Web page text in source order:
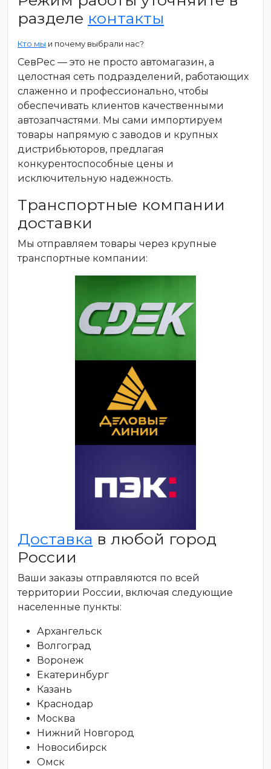
разделе контакты
Кто мы и почему выбрали нас?
СевРес — это не просто автомагазин, а
целостная сеть подразделений, работающих
слаженно и профессионально, чтобы
обеспечивать клиентов качественными
автозапчастями. Мы сами импортируем
товары напрямую с заводов и крупных
дистрибьюторов, предлагая
конкурентоспособные цены и
исключительную надежность.
Транспортные компании
доставки
Мы отправляем товары через крупные
транспортные компании:
Доставка в любой город
России
Ваши заказы отправляются по всей
территории России, включая следующие
населенные пункты:
Архангельск
Волгоград
Воронеж
Екатеринбург
Казань
Краснодар
Москва
Нижний Новгород
Новосибирск
Омск